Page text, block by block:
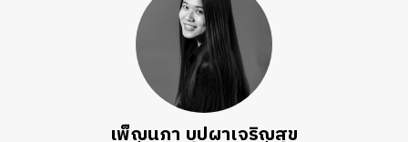
เพ็ญนภา บุปผาเจริญสุข